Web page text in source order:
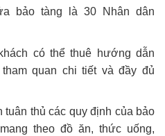
bảo tàng là 30 Nhân dân
có thể thuê hướng dẫn
quan chi tiết và đầy đủ
tuân thủ các quy định của bảo
theo đồ ăn, thức uống,